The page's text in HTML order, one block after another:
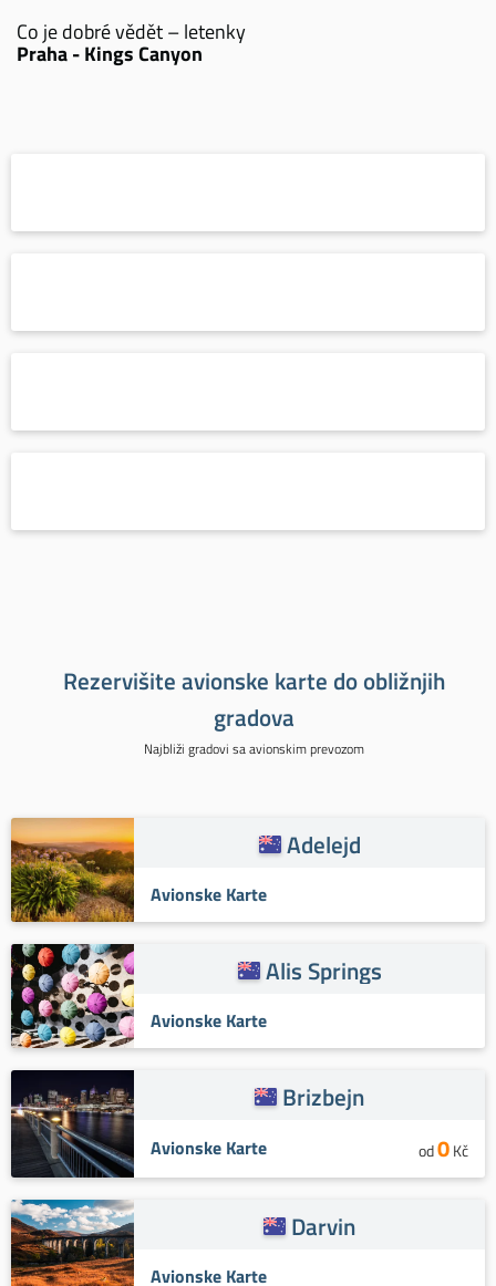
Co je dobré vědět – letenky
Praha - Kings Canyon
Rezervišite avionske karte do obližnjih
gradova
Najbliži gradovi sa avionskim prevozom
Adelejd
Avionske Karte
Alis Springs
Avionske Karte
Brizbejn
Avionske Karte od0Kč
Darvin
Avionske Karte